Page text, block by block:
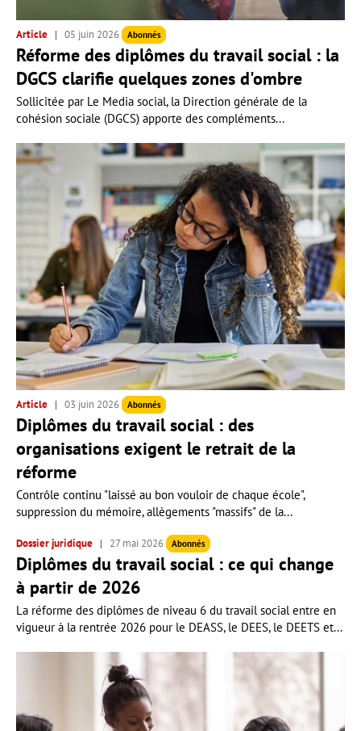
Article 05 juin 2026 Abonnés
Réforme des diplômes du travail social : la
DGCS clarifie quelques zones d'ombre
Sollicitée par Le Media social, la Direction générale de la
cohésion sociale (DGCS) apporte des compléments...
Article 03 juin 2026 Abonnés
Diplômes du travail social : des
organisations exigent le retrait de la
réforme
Contrôle continu "laissé au bon vouloir de chaque école",
suppression du mémoire, allègements "massifs" de la...
Dossier juridique 27 mai 2026 Abonnés
Diplômes du travail social : ce qui change
à partir de 2026
La réforme des diplômes de niveau 6 du travail social entre en
vigueur à la rentrée 2026 pour le DEASS, le DEES, le DEETS et...